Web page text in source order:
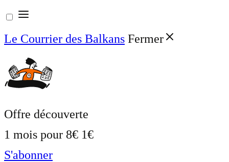
Aller
au
contenu
Le Courrier des Balkans Fermer
Offre découverte
1 mois pour 8€ 1€
S'abonner